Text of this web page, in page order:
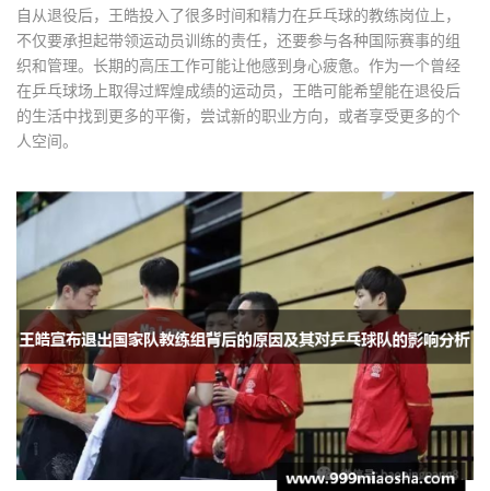
自从退役后，王皓投入了很多时间和精力在乒乓球的教练岗位上，
不仅要承担起带领运动员训练的责任，还要参与各种国际赛事的组
织和管理。长期的高压工作可能让他感到身心疲惫。作为一个曾经
在乒乓球场上取得过辉煌成绩的运动员，王皓可能希望能在退役后
的生活中找到更多的平衡，尝试新的职业方向，或者享受更多的个
人空间。